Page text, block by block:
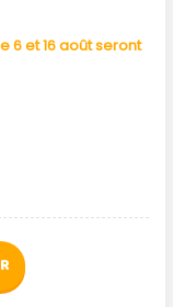
6 et 16 août seront